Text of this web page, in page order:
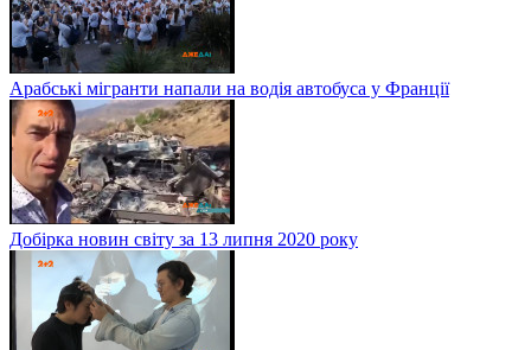
Арабські мігранти напали на водія автобуса у Франції
Добірка новин світу за 13 липня 2020 року